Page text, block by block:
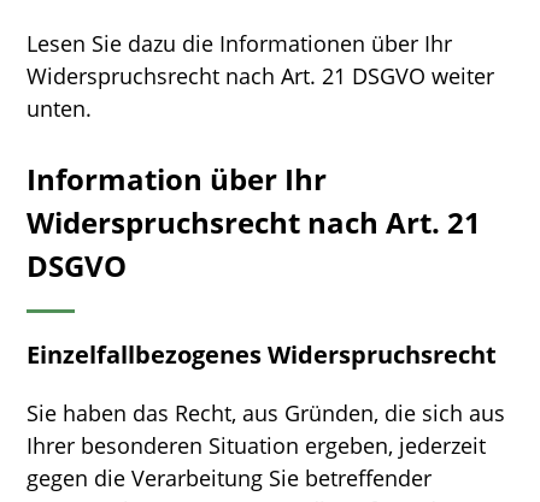
Lesen Sie dazu die Informationen über Ihr
Widerspruchsrecht nach Art. 21 DSGVO weiter
unten.
Information über Ihr
Widerspruchsrecht nach Art. 21
DSGVO
Einzelfallbezogenes Widerspruchsrecht
Sie haben das Recht, aus Gründen, die sich aus
Ihrer besonderen Situation ergeben, jederzeit
gegen die Verarbeitung Sie betreffender